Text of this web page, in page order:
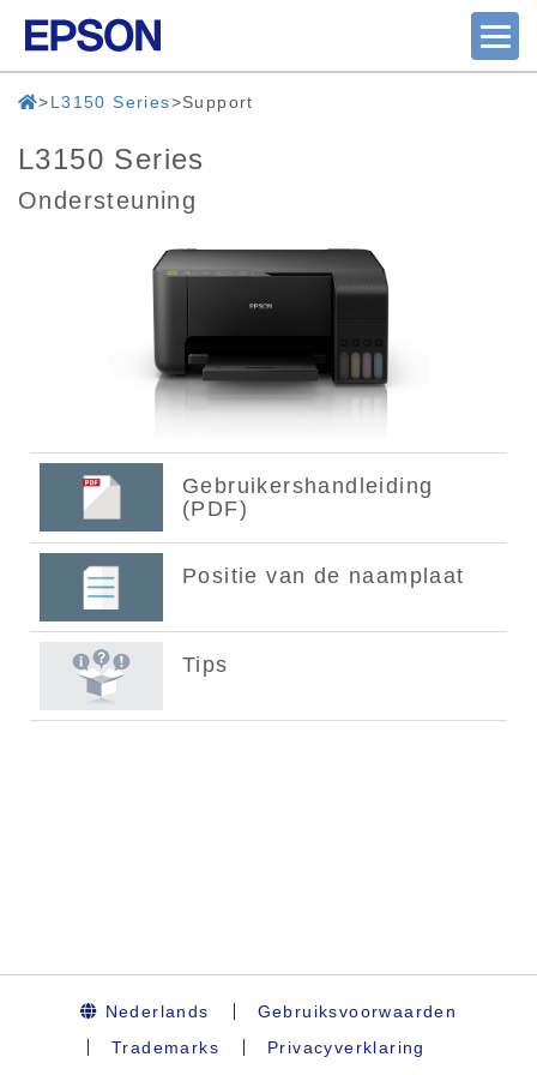
L3150 Series Support
L3150 Series
Ondersteuning
Nederlands
Gebruiksvoorwaarden
Trademarks
Privacyverklaring